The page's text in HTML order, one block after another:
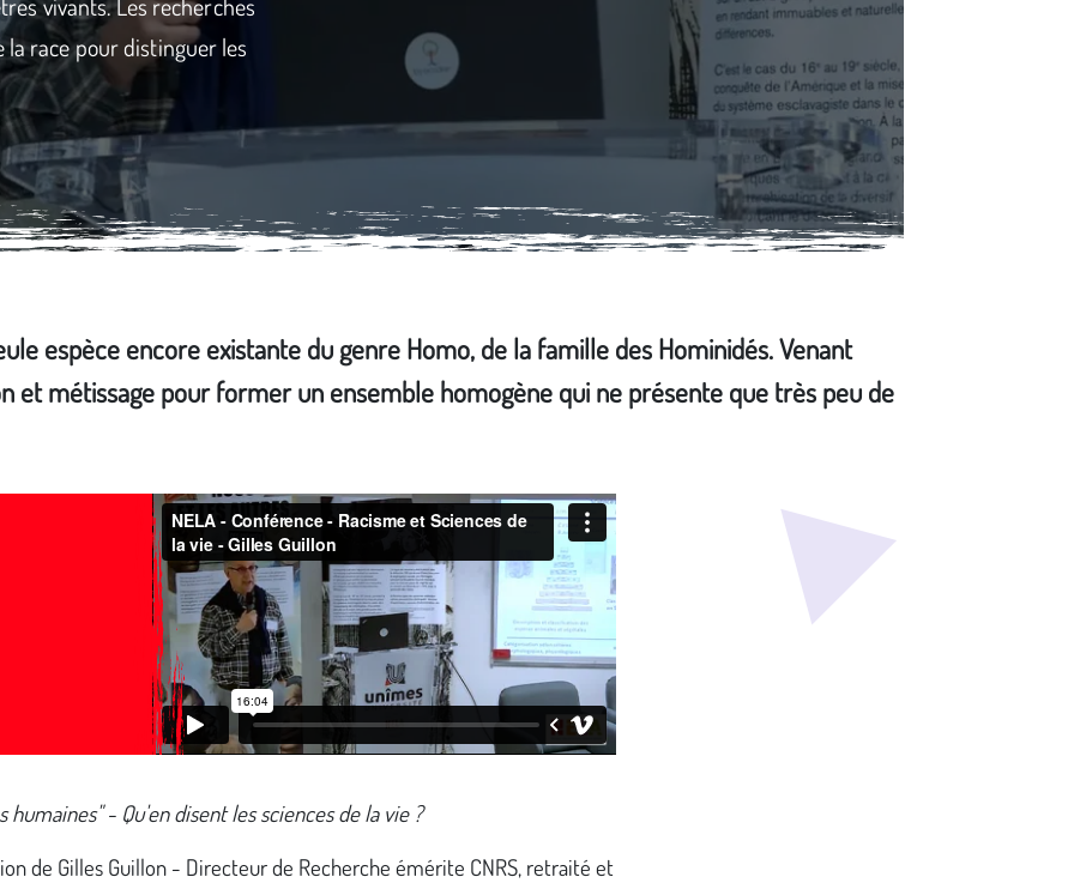
race pour distinguer les
espèce encore existante du genre Homo, de la famille des Hominidés. Venant
et métissage pour former un ensemble homogène qui ne présente que très peu de
humaines" - Qu'en disent les sciences de la vie ?
de Gilles Guillon - Directeur de Recherche émérite CNRS, retraité et